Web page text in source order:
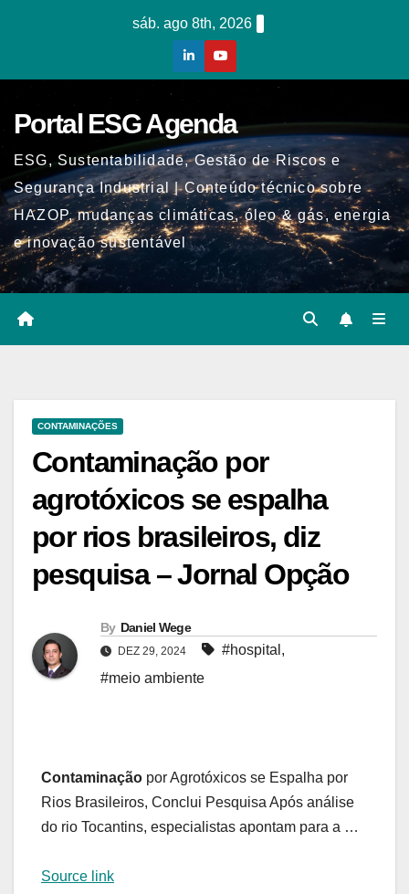
sáb. ago 8th, 2026
Portal ESG Agenda
ESG, Sustentabilidade, Gestão de Riscos e
Segurança Industrial | Conteúdo técnico sobre
HAZOP, mudanças climáticas, óleo & gás, energia
e inovação sustentável
CONTAMINAÇÕES
Contaminação por
agrotóxicos se espalha
por rios brasileiros, diz
pesquisa – Jornal Opção
By Daniel Wege
DEZ 29, 2024 #hospital ,
#meio ambiente
Contaminação por Agrotóxicos se Espalha por
Rios Brasileiros, Conclui Pesquisa Após análise
do rio Tocantins, especialistas apontam para a …
Source link